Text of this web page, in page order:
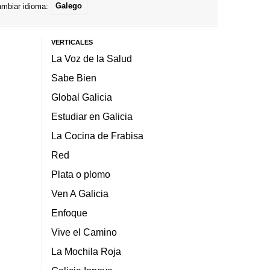
idioma: Galego
VERTICALES
La Voz de la Salud
Sabe Bien
Global Galicia
Estudiar en Galicia
La Cocina de Frabisa
Red
Plata o plomo
Ven A Galicia
Enfoque
Vive el Camino
La Mochila Roja